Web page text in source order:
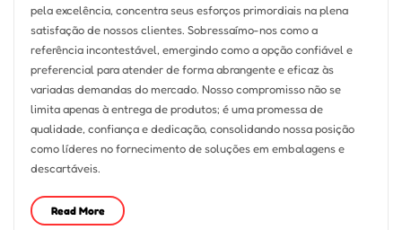
pela excelência, concentra seus esforços primordiais na plena
satisfação de nossos clientes. Sobressaímo-nos como a
referência incontestável, emergindo como a opção confiável e
preferencial para atender de forma abrangente e eficaz às
variadas demandas do mercado. Nosso compromisso não se
limita apenas à entrega de produtos; é uma promessa de
qualidade, confiança e dedicação, consolidando nossa posição
como líderes no fornecimento de soluções em embalagens e
descartáveis.
Read More